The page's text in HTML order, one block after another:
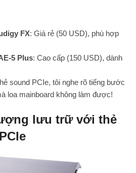
FX: Giá rẻ (50 USD), phù hợp
5 Plus: Cao cấp (150 USD), dành
sound PCIe, tôi nghe rõ tiếng bước
loa mainboard không làm được!
lưu trữ với thẻ